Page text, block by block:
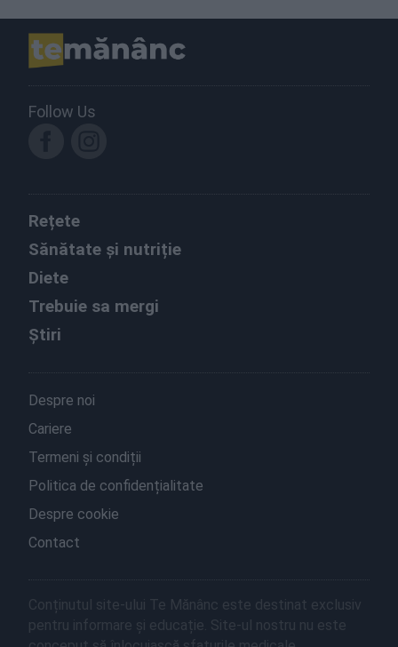
Follow Us
Rețete
Sănătate și nutriție
Diete
Trebuie sa mergi
Știri
Despre noi
Cariere
Termeni și condiții
Politica de confidențialitate
Despre cookie
Contact
Conținutul site-ului Te Mănânc este destinat exclusiv
pentru informare și educație. Site-ul nostru nu este